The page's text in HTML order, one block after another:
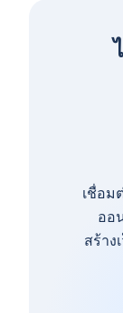
เชื่อม
ออ
สร้าง